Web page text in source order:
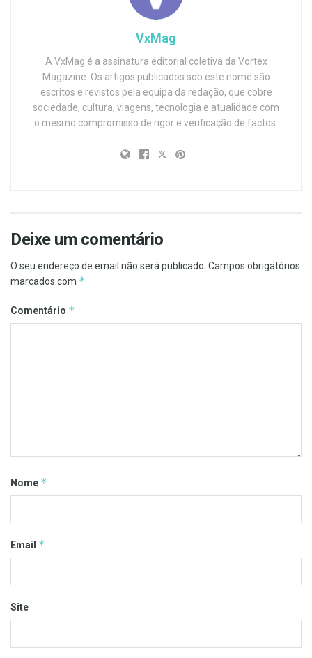
VxMag
A VxMag é a assinatura editorial coletiva da Vortex
Magazine. Os artigos publicados sob este nome são
escritos e revistos pela equipa da redação, que cobre
sociedade, cultura, viagens, tecnologia e atualidade com
o mesmo compromisso de rigor e verificação de factos.
Deixe um comentário
O seu endereço de email não será publicado. Campos obrigatórios
marcados com *
Comentário *
Nome *
Email *
Site